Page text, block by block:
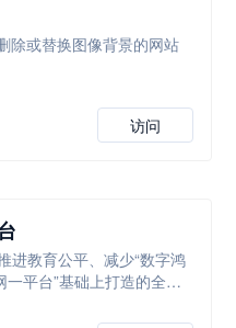
除或替换图像背景的网站
访问
进教育公平、减少“数字鸿
一平台”基础上打造的全新